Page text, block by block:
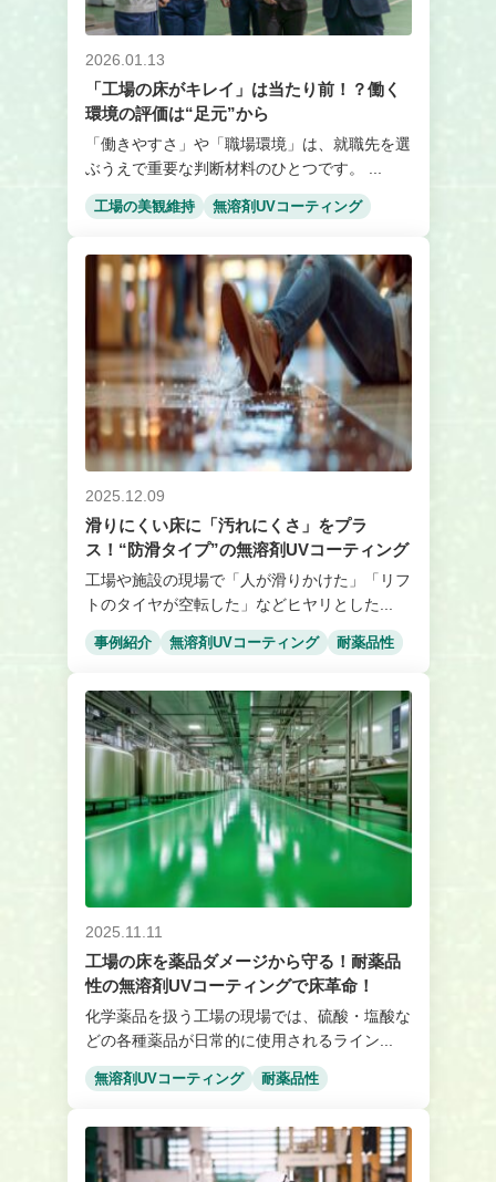
2026.01.13
「工場の床がキレイ」は当たり前！？働く
環境の評価は“足元”から
「働きやすさ」や「職場環境」は、就職先を選
ぶうえで重要な判断材料のひとつです。 ...
工場の美観維持 無溶剤UVコーティング
2025.12.09
滑りにくい床に「汚れにくさ」をプラ
ス！“防滑タイプ”の無溶剤UVコーティング
工場や施設の現場で「人が滑りかけた」「リフ
トのタイヤが空転した」などヒヤリとした...
事例紹介 無溶剤UVコーティング 耐薬品性
2025.11.11
工場の床を薬品ダメージから守る！耐薬品
性の無溶剤UVコーティングで床革命！
化学薬品を扱う工場の現場では、硫酸・塩酸な
どの各種薬品が日常的に使用されるライン...
無溶剤UVコーティング 耐薬品性